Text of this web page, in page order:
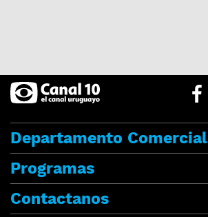
Departamento Comercial
Programas
Contactanos